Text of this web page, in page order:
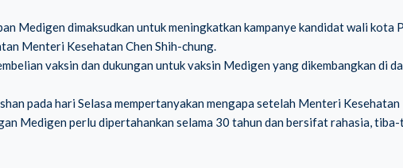
Medigen dimaksudkan untuk meningkatkan kampanye kandidat wali kota
Menteri Kesehatan Chen Shih-chung.
vaksin dan dukungan untuk vaksin Medigen yang dikembangkan di
pada hari Selasa mempertanyakan mengapa setelah Menteri Kesehatan
Medigen perlu dipertahankan selama 30 tahun dan bersifat rahasia,